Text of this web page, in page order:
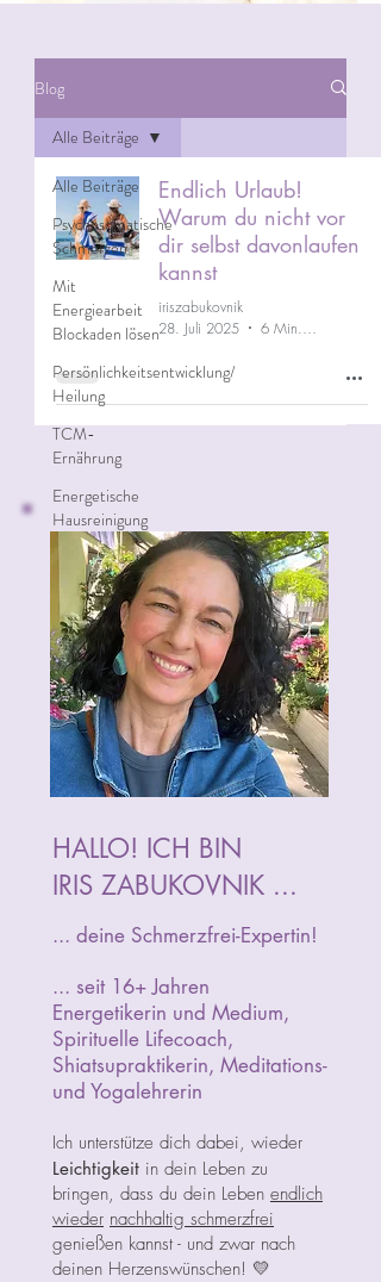
Blog
Alle Beiträge
Psychosomatische
Schmerzen
Mit
Energiearbeit
Blockaden lösen
Persönlichkeitsentwicklung/
Heilung
TCM-
Ernährung
Energetische
Hausreinigung
Alle Beiträge
Endlich Urlaub!
Warum du nicht vor
dir selbst davonlaufen
kannst
iriszabukovnik
28. Juli 2025
6 Min. Lesezeit
HALLO! ICH BIN
IRIS ZABUKOVNIK ...
... deine Schmerzfrei-Expertin!
... seit 16+ Jahren
Energetikerin und Medium,
Spirituelle Lifecoach,
Shiatsupraktikerin, Meditations-
und Yogalehrerin
Ich unterstütze dich dabei, wieder
Leichtigkeit in dein Leben zu
bringen, dass du dein Leben endlich
wieder nachhaltig schmerzfrei
genießen kannst - und zwar nach
deinen Herzenswünschen! 💛